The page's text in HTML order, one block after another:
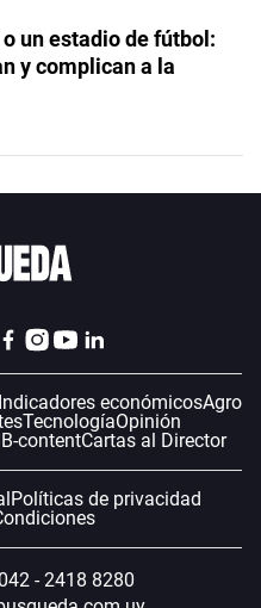
un estadio de fútbol:
y complican a la
Indicadores económicosAgro
TecnologíaOpinión
B-contentCartas al Director
Políticas de privacidad
- 2418 8280